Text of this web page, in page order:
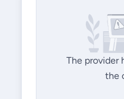
The provider
the